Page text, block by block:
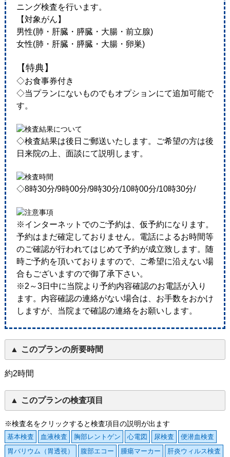
ニング検査を行います。
【対象がん】
男性(肺・肝臓・膵臓・大腸・前立腺)
女性(肺・肝臓・膵臓・大腸・卵巣)
【特典】
◇お食事券付き
◇当プランにないものでもオプションにて追加可能で
す。
◇検査結果は後日ご郵送いたします。ご希望の方は後
日来院の上、面談にて説明します。
◇8時30分/9時00分/9時30分/10時00分/10時30分/
※インターネットでのご予約は、仮予約になります。
予約はまだ確定しておりません。電話によるお時間等
のご確認が行われてはじめて予約が成立致します。随
時ご予約を頂いておりますので、ご希望に沿えない場
合もございますので御了承下さい。
※2～3日中に当院より予約内容確認のお電話が入り
ます。内容確認の連絡がない場合は、お手数をおかけ
しますが、当院まで確認の連絡をお願いします。
このプランの所要時間
約2時間
このプランの検査項目
※検査名をクリックすると検査項目の説明が出ます
基本検査 血液検査 胸部レントゲン 心電図 尿検査
便潜血検査
胃バリウム（胃透視）
腹部エコー 腫瘍マーカー 肝炎ウィルス検査